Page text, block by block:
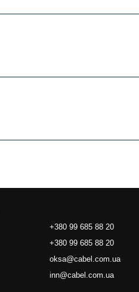
+380 99 685 88 20
+380 99 685 88 20
oksa@cabel.com.ua
inn@cabel.com.ua